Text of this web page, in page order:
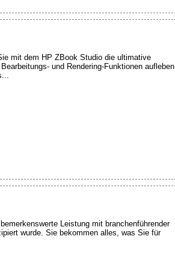
mit dem HP ZBook Studio die ultimative
und Rendering-Funktionen aufleben
Leistung mit branchenführender
wurde. Sie bekommen alles, was Sie für